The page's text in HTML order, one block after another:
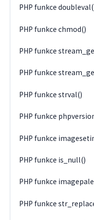
PHP funkce
PHP funkce chmod()
PHP funkce
PHP funkce
PHP funkce strval()
PHP funkce
PHP funkce
PHP funkce is_null()
PHP funkce
PHP funkce